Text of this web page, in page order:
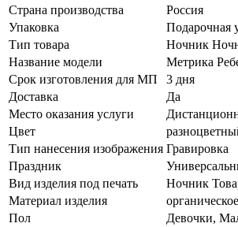
Страна производства
Россия
Упаковка
Подарочная
Тип товара
Ночник
Название модели
Метрика
Срок изготовления для МП
3 дня
Доставка
Да
Место оказания услуги
Цвет
Тип нанесения изображения Гравировка
Праздник
Вид изделия под печать
Ночник
Материал изделия
Пол
Девочки,